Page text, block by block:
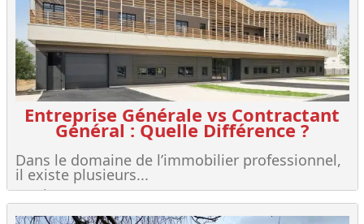
Entreprise Générale vs Contractant
Général : Quelle Différence ?
Dans le domaine de l’immobilier professionnel,
il existe plusieurs...
Lire +